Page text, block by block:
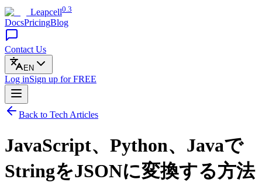
Leapcell0.3
DocsPricingBlog
Contact Us
EN
Log inSign up for FREE
Back to Tech Articles
JavaScript、Python、Javaで
StringをJSONに変換する方法